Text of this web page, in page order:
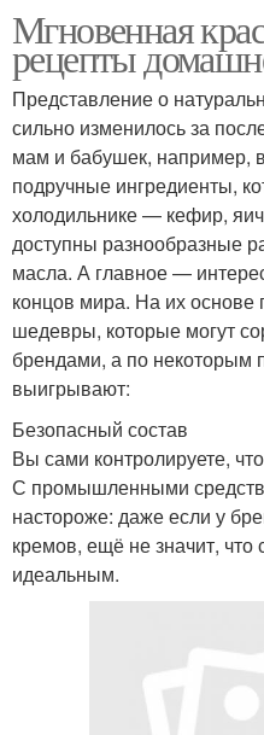
Мгновенная
рецепты
Представление о
сильно изменилось за
мам и бабушек, например,
подручные ингредиенты,
холодильнике — кефир,
доступны разнообразные
масла. А главное —
концов мира. На их основе
шедевры, которые могут
брендами, а по некоторым
выигрывают:
Безопасный состав
Вы сами контролируете,
С промышленными
настороже: даже если у
кремов, ещё не значит, что
идеальным.